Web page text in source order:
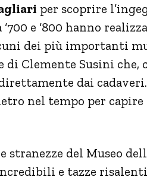
per scoprire
e ‘800 hanno
dei più importanti
di Clemente Susini che,
dai
nel tempo per capire
stranezze del Museo
e tazze